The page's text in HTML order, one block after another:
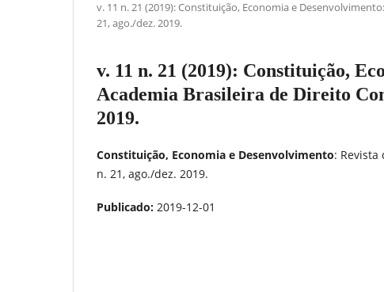
v. 11 n. 21 (2019): Constituição, Economia e
21, ago./dez. 2019.
v. 11 n. 21 (2019): Constituição,
Academia Brasileira de Direito
2019.
Constituição, Economia e Desenvolvimento:
n. 21, ago./dez. 2019.
Publicado: 2019-12-01